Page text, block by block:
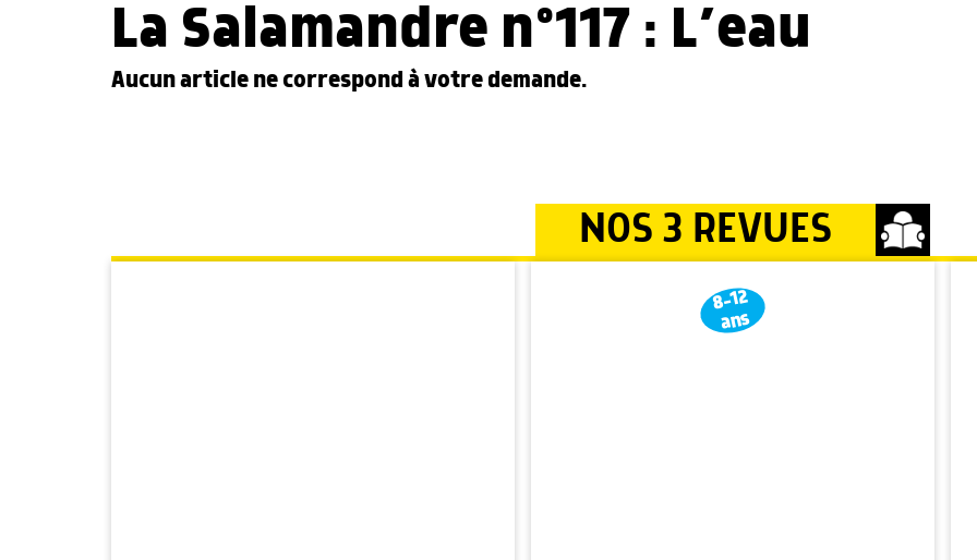
La Salamandre n°117 : L’eau
Aucun article ne correspond à votre demande.
NOS 3 REVUES
8-12
ans